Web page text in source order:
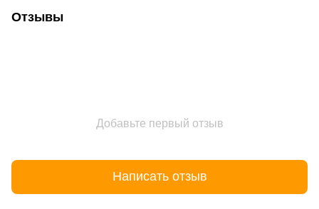
Отзывы
Добавьте первый отзыв
Написать отзыв